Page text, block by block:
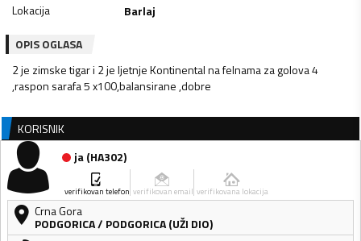
Lokacija
Barlaj
OPIS OGLASA
2 je zimske tigar i 2 je ljetnje Kontinental na felnama za golova 4
,raspon sarafa 5 x100,balansirane ,dobre
KORISNIK
ja(HA302)
verifikovan telefon verifikovan email verifikovana lokacija
Crna Gora
PODGORICA/ PODGORICA (UŽI DIO)